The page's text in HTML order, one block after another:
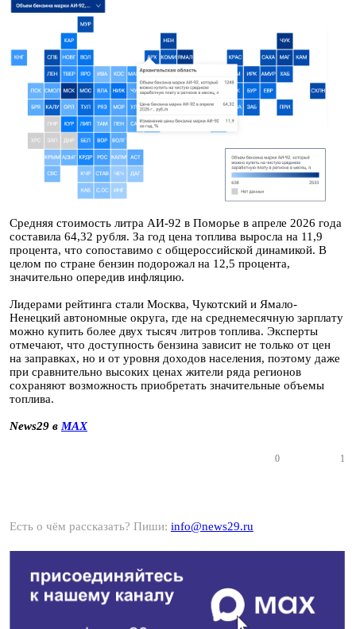
Средняя стоимость литра АИ-92 в Поморье в апреле 2026 года
составила 64,32 рубля. За год цена топлива выросла на 11,9
процента, что сопоставимо с общероссийской динамикой. В
целом по стране бензин подорожал на 12,5 процента,
значительно опередив инфляцию.
Лидерами рейтинга стали Москва, Чукотский и Ямало-
Ненецкий автономные округа, где на среднемесячную зарплату
можно купить более двух тысяч литров топлива. Эксперты
отмечают, что доступность бензина зависит не только от цен
на заправках, но и от уровня доходов населения, поэтому даже
при сравнительно высоких ценах жители ряда регионов
сохраняют возможность приобретать значительные объемы
топлива.
News29 в MAX
0 1
Есть о чём рассказать? Пиши: info@news29.ru